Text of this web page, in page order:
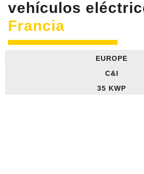
vehículos
Francia
EUROPE
C&I
35 KWP